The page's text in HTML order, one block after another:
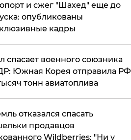
и сжег "Шахед" еще до
опубликованы
кадры
спасает военного союзника
Южная Корея отправила РФ
тонн авиатоплива
отказался спасать
продавцов
Wildberries: "Ни у